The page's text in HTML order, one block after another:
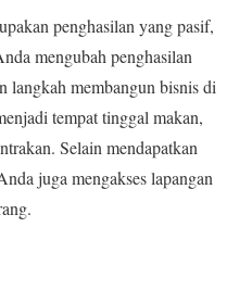
penghasilan yang pasif,
mengubah penghasilan
langkah membangun bisnis di
tempat tinggal makan,
Selain mendapatkan
juga mengakses lapangan